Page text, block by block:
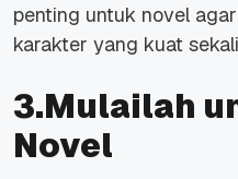
penting untuk novel
karakter yang kuat
3.Mulailah
Novel